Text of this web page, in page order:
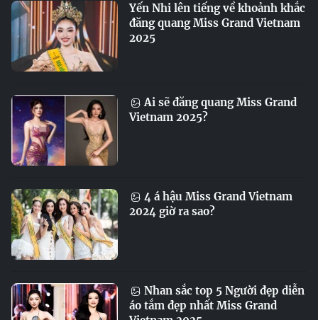
Yến Nhi lên tiếng về khoảnh khắc
đăng quang Miss Grand Vietnam
2025
Ai sẽ đăng quang Miss Grand
Vietnam 2025?
4 á hậu Miss Grand Vietnam
2024 giờ ra sao?
Nhan sắc top 5 Người đẹp diễn
áo tắm đẹp nhất Miss Grand